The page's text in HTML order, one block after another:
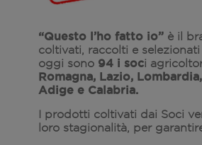
“Questo l’ho fatto io”è il
coltivati, raccolti e selezionati
oggi sono 94 i soci
Romagna, Lazio,
Adige e Calabria.
I prodotti coltivati dai Soci
loro stagionalità, per